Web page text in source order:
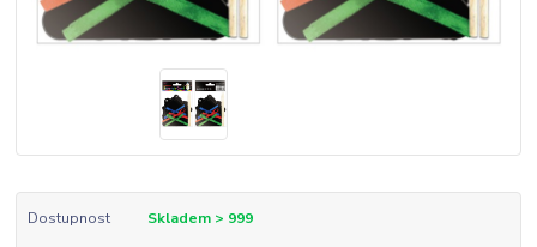
Dostupnost Skladem > 999